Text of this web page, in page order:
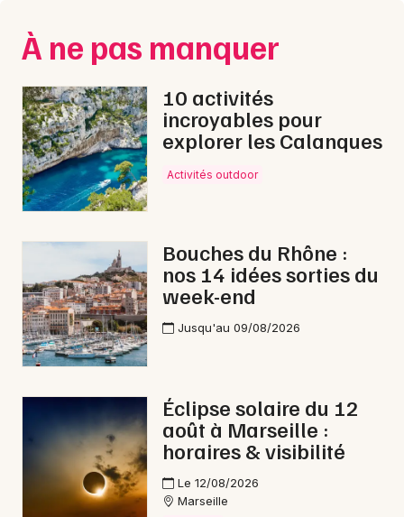
Newsletter des sorties
Artistes en tournée
Magazine à Arles
13 - Bouches du Rhône
Choisir mes départements
À ne pas manquer
10 activités
incroyables pour
explorer les Calanques
Activités outdoor
Bouches du Rhône :
nos 14 idées sorties du
week-end
Jusqu'au 09/08/2026
Éclipse solaire du 12
août à Marseille :
horaires & visibilité
Le 12/08/2026
Marseille